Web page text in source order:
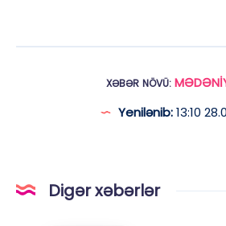
XƏBƏR NÖVÜ:
Yenilənib:13:10
Digər xəbərlər